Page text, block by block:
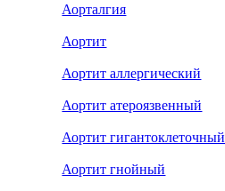
Аорталгия
Аортит
Аортит аллергический
Аортит атероязвенный
Аортит гигантоклеточный
Аортит гнойный